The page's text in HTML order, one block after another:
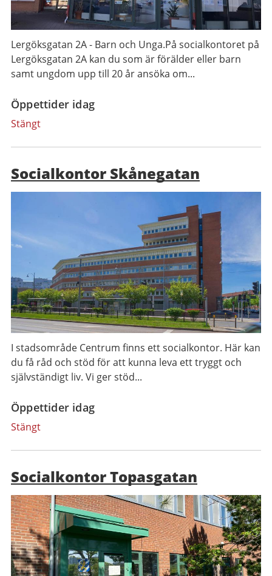
Lergöksgatan 2A - Barn och Unga.På socialkontoret på
Lergöksgatan 2A kan du som är förälder eller barn
samt ungdom upp till 20 år ansöka om...
Öppettider idag
Stängt
Socialkontor Skånegatan
I stadsområde Centrum finns ett socialkontor. Här kan
du få råd och stöd för att kunna leva ett tryggt och
självständigt liv. Vi ger stöd...
Öppettider idag
Stängt
Socialkontor Topasgatan